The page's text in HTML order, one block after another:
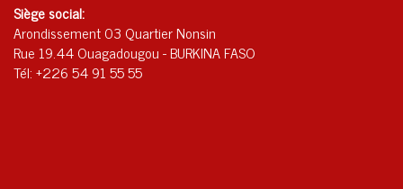
Siège social:
Arondissement 03 Quartier Nonsin
Rue 19.44 Ouagadougou - BURKINA FASO
Tél: +226 54 91 55 55